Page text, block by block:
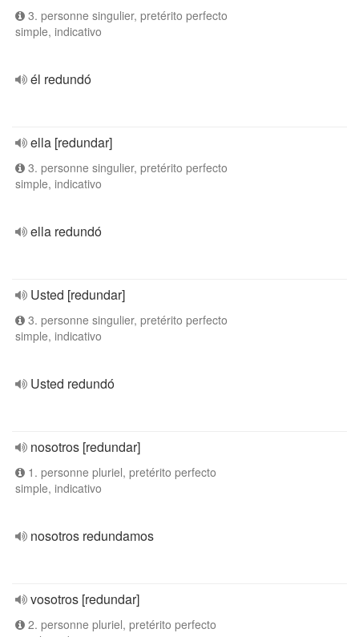
3. personne singulier, pretérito perfecto
simple, indicativo
él redundó
ella [redundar]
3. personne singulier, pretérito perfecto
simple, indicativo
ella redundó
Usted [redundar]
3. personne singulier, pretérito perfecto
simple, indicativo
Usted redundó
nosotros [redundar]
1. personne pluriel, pretérito perfecto
simple, indicativo
nosotros redundamos
vosotros [redundar]
2. personne pluriel, pretérito perfecto